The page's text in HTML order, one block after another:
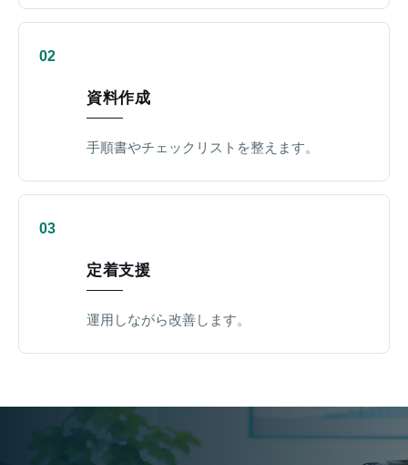
資料作成
手順書やチェックリストを整えます。
定着支援
運用しながら改善します。